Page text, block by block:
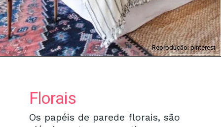
Reprodução: pInterest
Os papéis de parede florais, são
Florais